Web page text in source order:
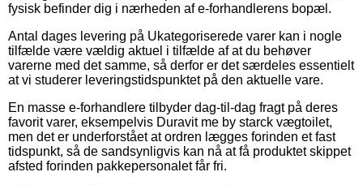
fysisk befinder dig i nærheden af e-forhandlerens bopæl.
Antal dages levering på Ukategoriserede varer kan i nogle
tilfælde være vældig aktuel i tilfælde af at du behøver
varerne med det samme, så derfor er det særdeles essentielt
at vi studerer leveringstidspunktet på den aktuelle vare.
En masse e-forhandlere tilbyder dag-til-dag fragt på deres
favorit varer, eksempelvis Duravit me by starck vægtoilet,
men det er underforstået at ordren lægges forinden et fast
tidspunkt, så de sandsynligvis kan nå at få produktet skippet
afsted forinden pakkepersonalet får fri.